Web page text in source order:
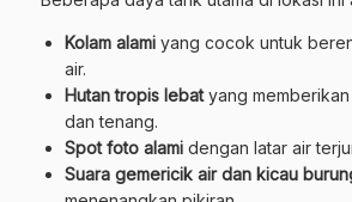
Kolam alami yang cocok untuk
air.
Hutan tropis lebatyang memberikan
dan tenang.
Spot foto alami dengan latar air
Suara gemericik air dan kicau